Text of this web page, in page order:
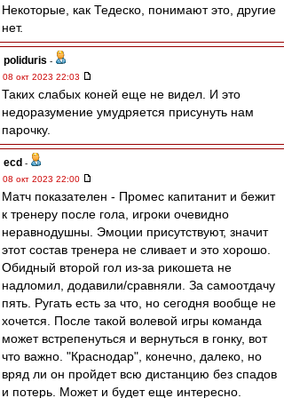
Некоторые, как Тедеско, понимают это, другие
нет.
poliduris -
08 окт 2023 22:03
Таких слабых коней еще не видел. И это
недоразумение умудряется присунуть нам
парочку.
ecd -
08 окт 2023 22:00
Матч показателен - Промес капитанит и бежит
к тренеру после гола, игроки очевидно
неравнодушны. Эмоции присутствуют, значит
этот состав тренера не сливает и это хорошо.
Обидный второй гол из-за рикошета не
надломил, додавили/сравняли. За самоотдачу
пять. Ругать есть за что, но сегодня вообще не
хочется. После такой волевой игры команда
может встрепенуться и вернуться в гонку, вот
что важно. "Краснодар", конечно, далеко, но
вряд ли он пройдет всю дистанцию без спадов
и потерь. Может и будет еще интересно.